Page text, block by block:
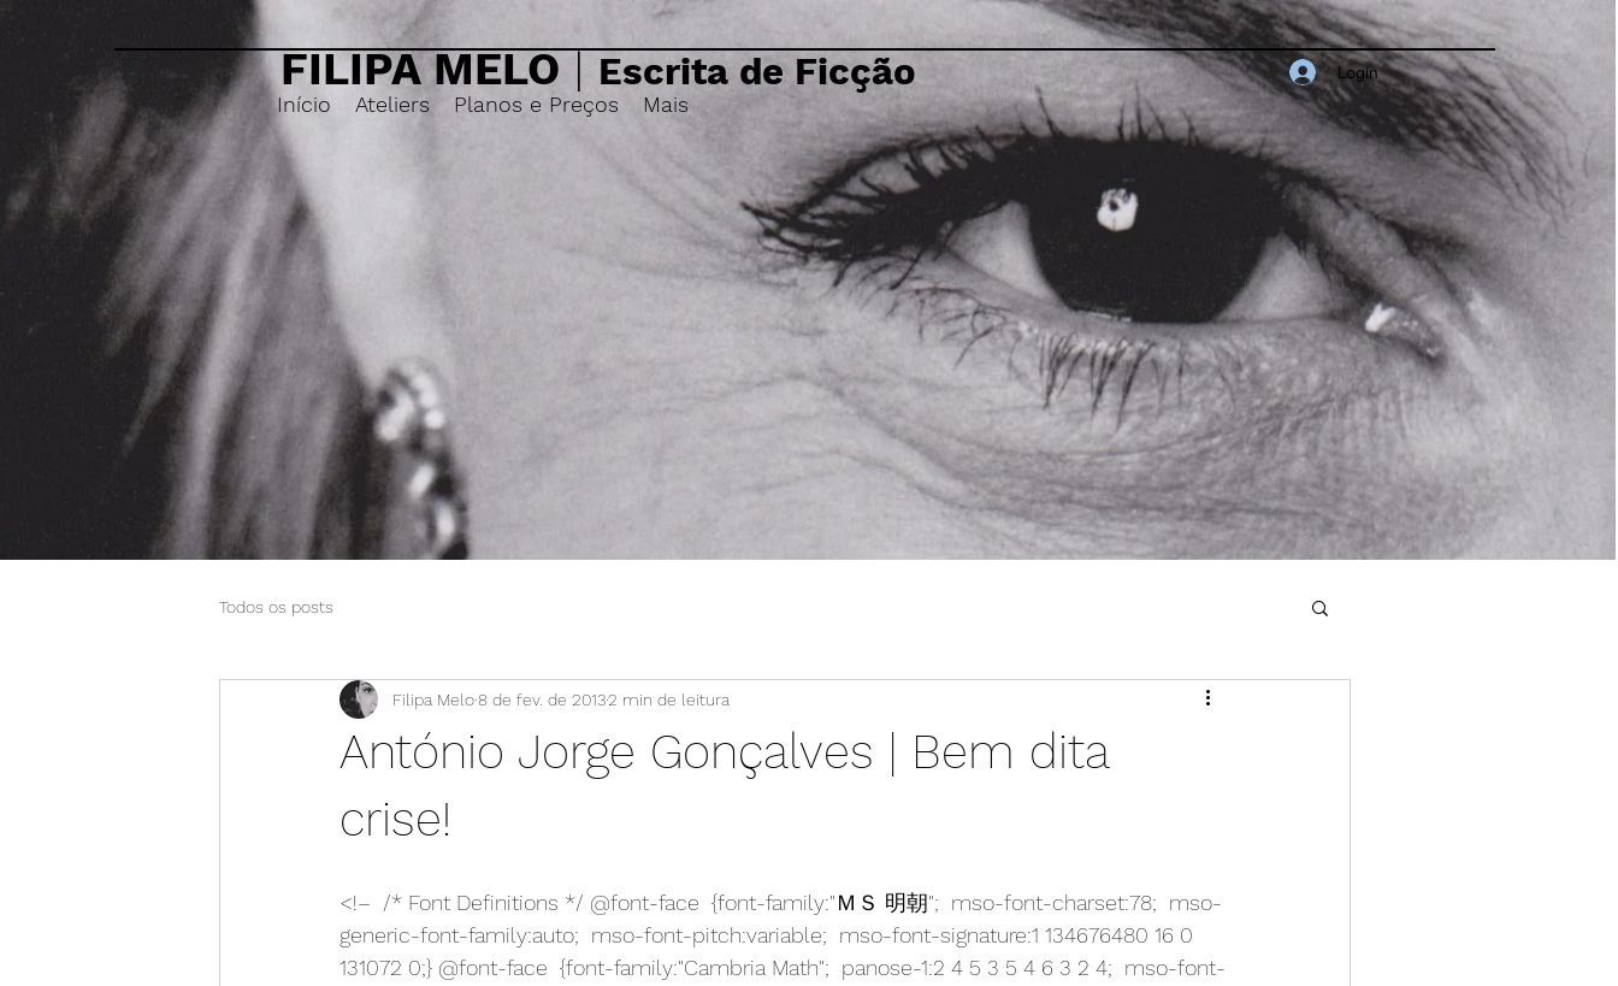
FILIPA MELO | Escrita de Ficção Login
Início Ateliers Planos e Preços Mais
Todos os posts
António Jorge Gonçalves | Bem dita
crise!
Filipa Melo8 de fev. de 20132 min de leitura
<!–  /* Font Definitions */ @font-face  {font-family:"ＭＳ 明朝";  mso-font-charset:78;  mso-
generic-font-family:auto;  mso-font-pitch:variable;  mso-font-signature:1 134676480 16 0
131072 0;} @font-face  {font-family:"Cambria Math";  panose-1:2 4 5 3 5 4 6 3 2 4;  mso-font-